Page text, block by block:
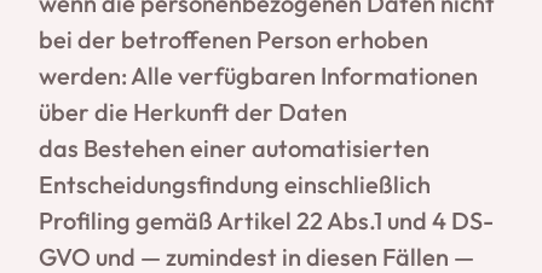
bei der betroffenen Person erhoben
werden: Alle verfügbaren Informationen
über die Herkunft der Daten
das Bestehen einer automatisierten
Entscheidungsfindung einschließlich
Profiling gemäß Artikel 22 Abs.1 und 4 DS-
GVO und — zumindest in diesen Fällen —